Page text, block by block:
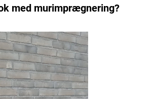
med murimprægnering?